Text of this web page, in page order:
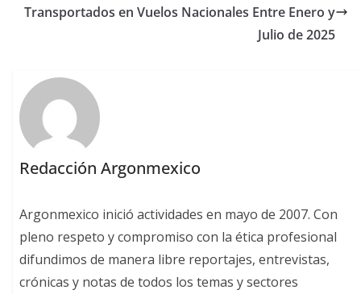
Transportados en Vuelos Nacionales Entre Enero y
Julio de 2025
Redacción Argonmexico
Argonmexico inició actividades en mayo de 2007. Con
pleno respeto y compromiso con la ética profesional
difundimos de manera libre reportajes, entrevistas,
crónicas y notas de todos los temas y sectores